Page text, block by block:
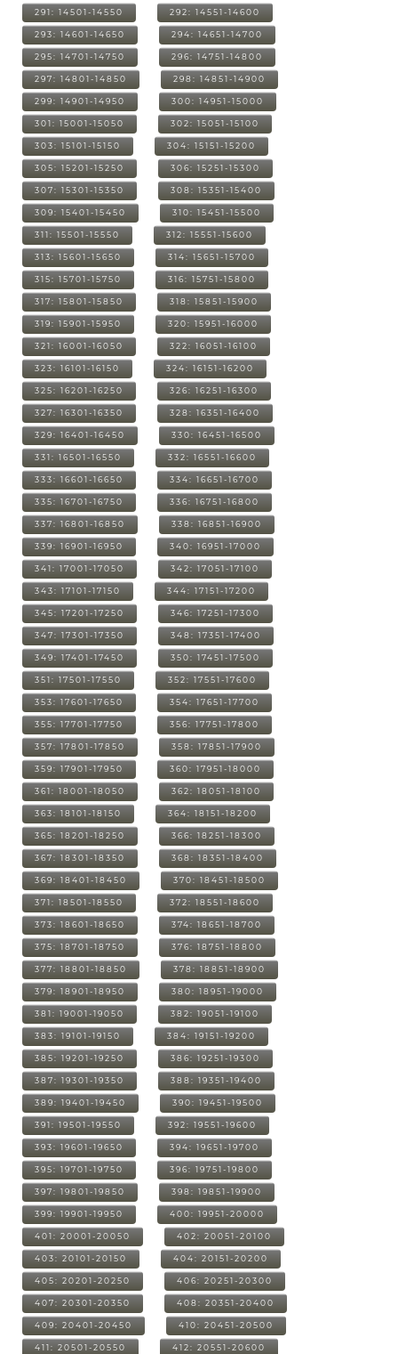
291: 14501-14550 292: 14551-14600
293: 14601-14650 294: 14651-14700
295: 14701-14750 296: 14751-14800
297: 14801-14850 298: 14851-14900
299: 14901-14950 300: 14951-15000
301: 15001-15050 302: 15051-15100
303: 15101-15150 304: 15151-15200
305: 15201-15250 306: 15251-15300
307: 15301-15350 308: 15351-15400
309: 15401-15450 310: 15451-15500
311: 15501-15550 312: 15551-15600
313: 15601-15650 314: 15651-15700
315: 15701-15750 316: 15751-15800
317: 15801-15850 318: 15851-15900
319: 15901-15950 320: 15951-16000
321: 16001-16050 322: 16051-16100
323: 16101-16150 324: 16151-16200
325: 16201-16250 326: 16251-16300
327: 16301-16350 328: 16351-16400
329: 16401-16450 330: 16451-16500
331: 16501-16550 332: 16551-16600
333: 16601-16650 334: 16651-16700
335: 16701-16750 336: 16751-16800
337: 16801-16850 338: 16851-16900
339: 16901-16950 340: 16951-17000
341: 17001-17050 342: 17051-17100
343: 17101-17150 344: 17151-17200
345: 17201-17250 346: 17251-17300
347: 17301-17350 348: 17351-17400
349: 17401-17450 350: 17451-17500
351: 17501-17550 352: 17551-17600
353: 17601-17650 354: 17651-17700
355: 17701-17750 356: 17751-17800
357: 17801-17850 358: 17851-17900
359: 17901-17950 360: 17951-18000
361: 18001-18050 362: 18051-18100
363: 18101-18150 364: 18151-18200
365: 18201-18250 366: 18251-18300
367: 18301-18350 368: 18351-18400
369: 18401-18450 370: 18451-18500
371: 18501-18550 372: 18551-18600
373: 18601-18650 374: 18651-18700
375: 18701-18750 376: 18751-18800
377: 18801-18850 378: 18851-18900
379: 18901-18950 380: 18951-19000
381: 19001-19050 382: 19051-19100
383: 19101-19150 384: 19151-19200
385: 19201-19250 386: 19251-19300
387: 19301-19350 388: 19351-19400
389: 19401-19450 390: 19451-19500
391: 19501-19550 392: 19551-19600
393: 19601-19650 394: 19651-19700
395: 19701-19750 396: 19751-19800
397: 19801-19850 398: 19851-19900
399: 19901-19950 400: 19951-20000
401: 20001-20050 402: 20051-20100
403: 20101-20150 404: 20151-20200
405: 20201-20250 406: 20251-20300
407: 20301-20350 408: 20351-20400
409: 20401-20450 410: 20451-20500
411: 20501-20550 412: 20551-20600